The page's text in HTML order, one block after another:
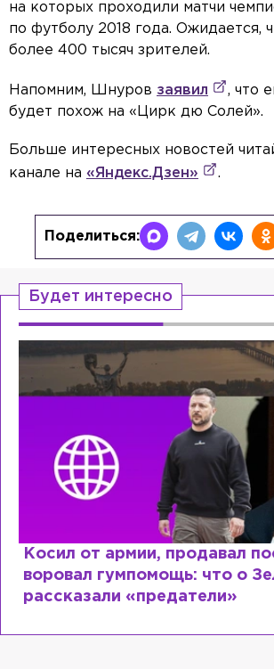
на которых проходили матчи
по футболу 2018 года. Ожидается,
более 400 тысяч зрителей.
Напомним, Шнуров заявил
, что
будет похож на «Цирк дю Солей».
Больше интересных новостей
канале на «Яндекс.Дзен» .
Поделиться:
Будет интересно
Косил от армии, продавал
воровал гумпомощь: что о
рассказали «предатели»